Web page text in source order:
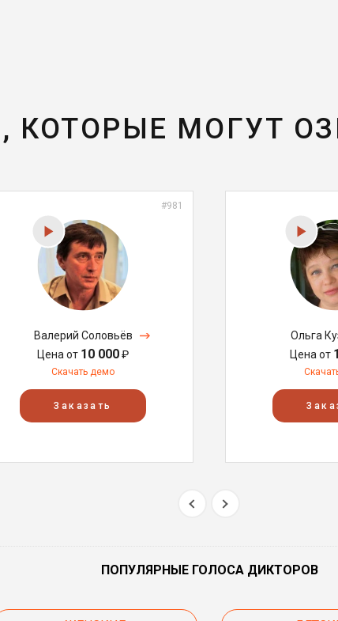
КОТОРЫЕ МОГУТ
#981
Валерий Соловьёв
Цена от 10 000₽
Скачать демо
Заказать
Ольга
Цена от
ПОПУЛЯРНЫЕ ГОЛОСА ДИКТОРОВ